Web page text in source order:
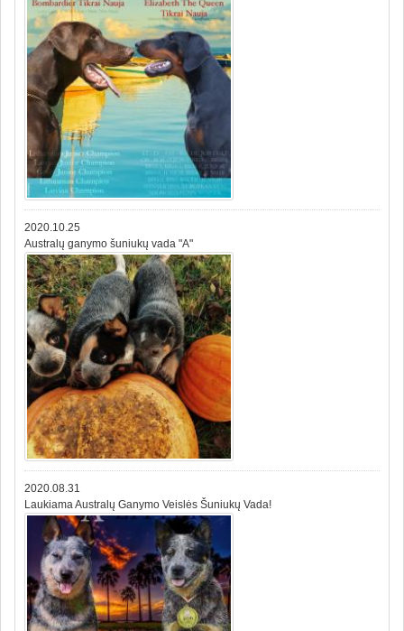
2020.10.25
Australų ganymo šuniukų vada "A"
2020.08.31
Laukiama Australų Ganymo Veislės Šuniukų Vada!